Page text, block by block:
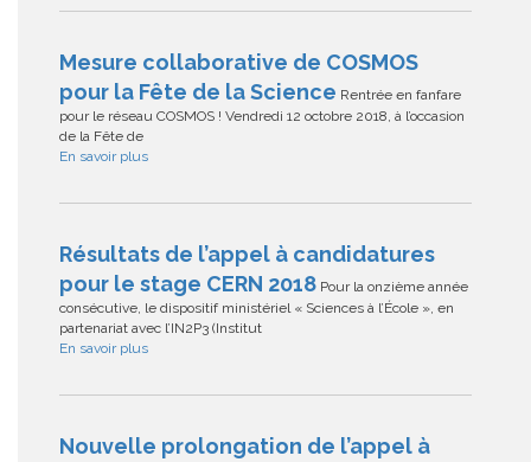
Mesure collaborative de COSMOS
pour la Fête de la Science Rentrée en fanfare
pour le réseau COSMOS ! Vendredi 12 octobre 2018, à l’occasion
de la Fête de
En savoir plus
Résultats de l’appel à candidatures
pour le stage CERN 2018 Pour la onzième année
consécutive, le dispositif ministériel « Sciences à l’École », en
partenariat avec l’IN2P3 (Institut
En savoir plus
Nouvelle prolongation de l’appel à